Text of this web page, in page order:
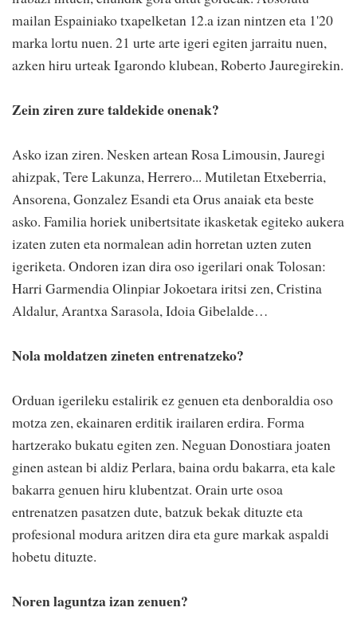
mailan Espainiako txapelketan 12.a izan nintzen eta 1'20
marka lortu nuen. 21 urte arte igeri egiten jarraitu nuen,
azken hiru urteak Igarondo klubean, Roberto Jauregirekin.
Zein ziren zure taldekide onenak?
Asko izan ziren. Nesken artean Rosa Limousin, Jauregi
ahizpak, Tere Lakunza, Herrero... Mutiletan Etxeberria,
Ansorena, Gonzalez Esandi eta Orus anaiak eta beste
asko. Familia horiek unibertsitate ikasketak egiteko aukera
izaten zuten eta normalean adin horretan uzten zuten
igeriketa. Ondoren izan dira oso igerilari onak Tolosan:
Harri Garmendia Olinpiar Jokoetara iritsi zen, Cristina
Aldalur, Arantxa Sarasola, Idoia Gibelalde…
Nola moldatzen zineten entrenatzeko?
Orduan igerileku estalirik ez genuen eta denboraldia oso
motza zen, ekainaren erditik irailaren erdira. Forma
hartzerako bukatu egiten zen. Neguan Donostiara joaten
ginen astean bi aldiz Perlara, baina ordu bakarra, eta kale
bakarra genuen hiru klubentzat. Orain urte osoa
entrenatzen pasatzen dute, batzuk bekak dituzte eta
profesional modura aritzen dira eta gure markak aspaldi
hobetu dituzte.
Noren laguntza izan zenuen?